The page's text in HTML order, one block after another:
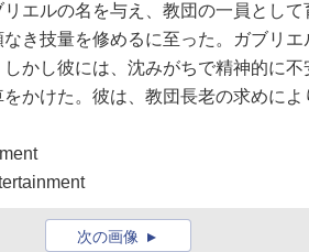
エルの名を与え、教団の一員とし
き技量を修めるに至った。ガブリ
かし彼には、沈みがちで精神的に
かけた。彼は、教団長老の求めに
次の画像